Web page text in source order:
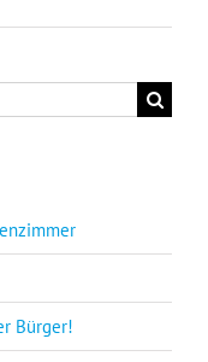
Bürger!